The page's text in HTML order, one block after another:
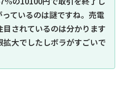
ているのは謎ですね。売電
されているのは分かります
大でしたしボラがすごいで